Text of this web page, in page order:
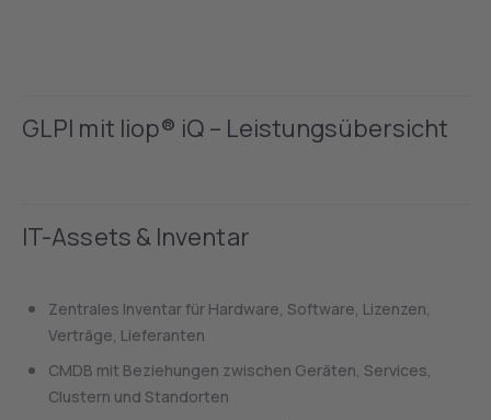
GLPI mit liop® iQ – Leistungsübersicht
IT-Assets & Inventar
Zentrales Inventar für Hardware, Software, Lizenzen,
Verträge, Lieferanten
CMDB mit Beziehungen zwischen Geräten, Services,
Clustern und Standorten